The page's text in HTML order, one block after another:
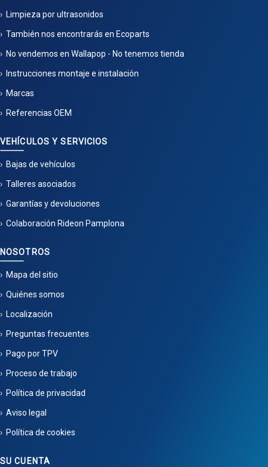
Limpieza por ultrasonidos
También nos encontrarás en Ecoparts
No vendemos en Wallapop - No tenemos tienda
Instrucciones montaje e instalación
Marcas
Referencias OEM
VEHÍCULOS Y SERVICIOS
Bajas de vehículos
Talleres asociados
Garantías y devoluciones
Colaboración Rideon Pamplona
NOSOTROS
Mapa del sitio
Quiénes somos
Localización
Preguntas frecuentes
Pago por TPV
Proceso de trabajo
Política de privacidad
Aviso legal
Política de cookies
SU CUENTA